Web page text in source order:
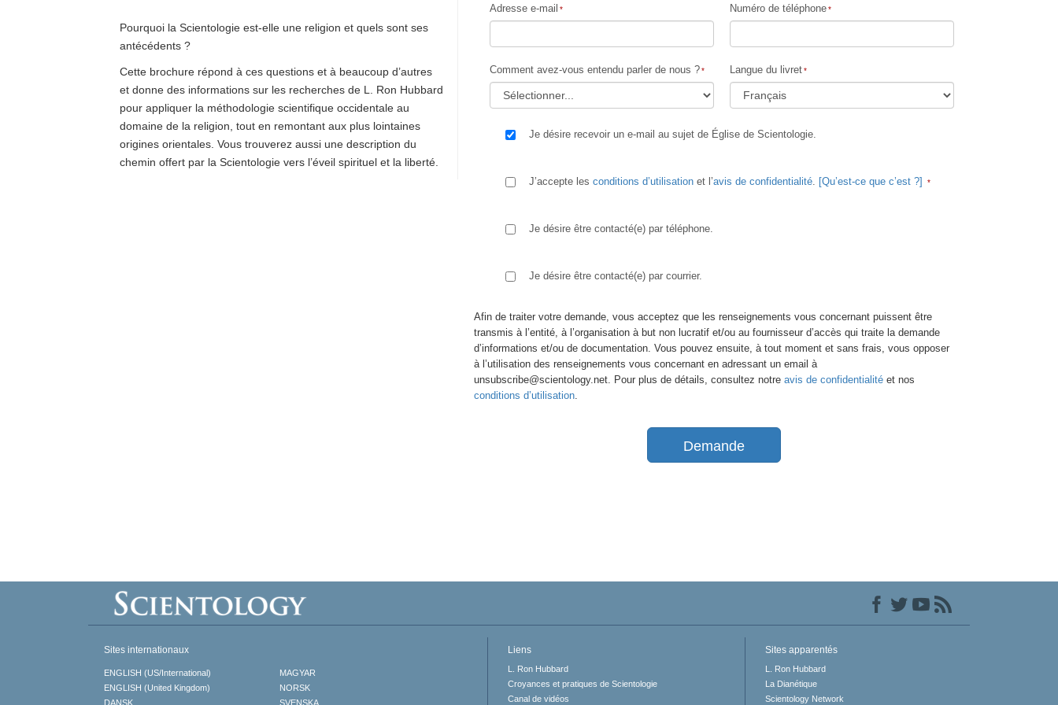
Réponses aux drogues
Les enfants
Des outils pour le monde du travail
L’éthique et les conditions
La raison de l’oppression
La communication
Pourquoi la Scientologie est-elle une religion et quels sont ses
antécédents ?
Cette brochure répond à ces questions et à beaucoup d’autres
et donne des informations sur les recherches de L. Ron Hubbard
pour appliquer la méthodologie scientifique occidentale au
domaine de la religion, tout en remontant aux plus lointaines
origines orientales. Vous trouverez aussi une description du
chemin offert par la Scientologie vers l’éveil spirituel et la liberté.
Adresse e-mail Numéro de téléphone
Comment avez-vous entendu parler de nous ? Langue du livret
Je désire recevoir un e-mail au sujet de Église de Scientologie.
J’accepte les conditions d’utilisation et l’avis de confidentialité. [Qu’est-ce que c’est ?]
Je désire être contacté(e) par téléphone.
Je désire être contacté(e) par courrier.
Afin de traiter votre demande, vous acceptez que les renseignements vous concernant puissent être
transmis à l’entité, à l’organisation à but non lucratif et/ou au fournisseur d’accès qui traite la demande
d’informations et/ou de documentation. Vous pouvez ensuite, à tout moment et sans frais, vous opposer
à l’utilisation des renseignements vous concernant en adressant un email à
unsubscribe@scientology.net. Pour plus de détails, consultez notre avis de confidentialité et nos
conditions d’utilisation.
Demande
Sites internationaux
ENGLISH (US/International)
ENGLISH (United Kingdom)
DANSK
MAGYAR
NORSK
SVENSKA
Liens
L. Ron Hubbard
Croyances et pratiques de Scientologie
Canal de vidéos
Sites apparentés
L. Ron Hubbard
La Dianétique
Scientology Network